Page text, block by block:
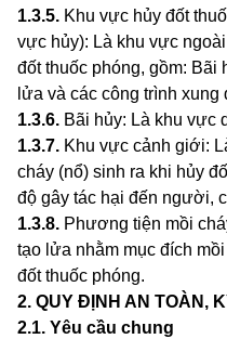
1.3.5. Khu vực hủy đốt
vực hủy): Là khu vực
đốt thuốc phóng, gồm: Bãi
lửa và các công trình xung
1.3.6. Bãi hủy: Là khu vực
1.3.7. Khu vực cảnh giới:
cháy (nổ) sinh ra khi hủy
độ gây tác hại đến người,
1.3.8. Phương tiện mồi
tạo lửa nhằm mục đích
đốt thuốc phóng.
2. QUY ĐỊNH AN TOÀN,
2.1. Yêu cầu chung